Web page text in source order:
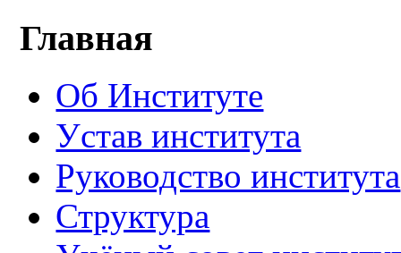
Главная
Об Институте
Устав института
Руководство института
Структура